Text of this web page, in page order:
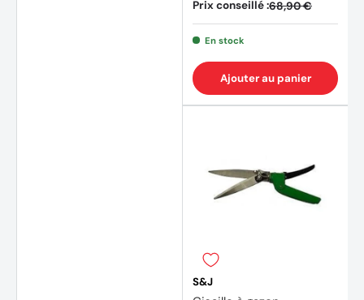
Prix conseillé :68,90 €
En stock
Ajouter au panier
S&J